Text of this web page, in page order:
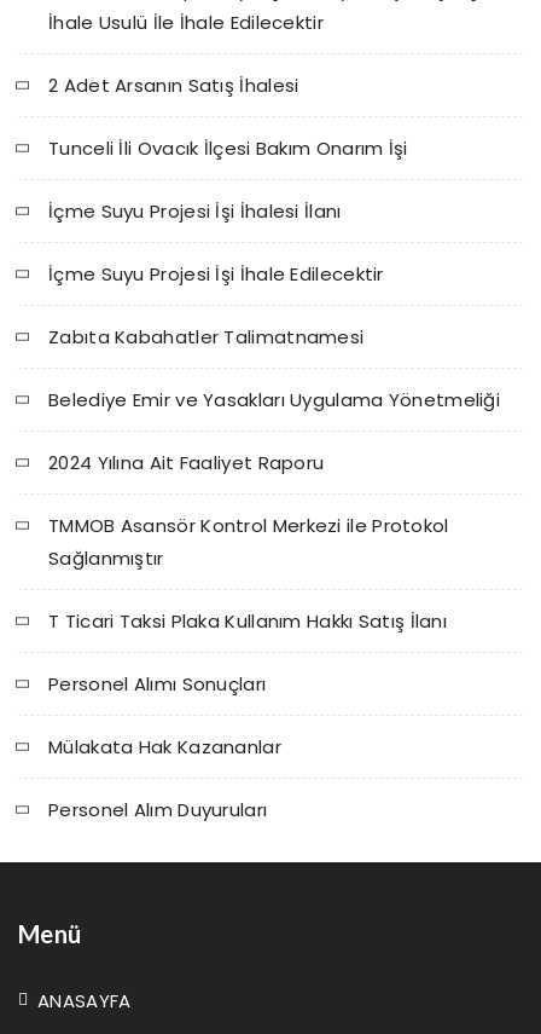
İhale Usulü İle İhale Edilecektir
2 Adet Arsanın Satış İhalesi
Tunceli İli Ovacık İlçesi Bakım Onarım İşi
İçme Suyu Projesi İşi İhalesi İlanı
İçme Suyu Projesi İşi İhale Edilecektir
Zabıta Kabahatler Talimatnamesi
Belediye Emir ve Yasakları Uygulama Yönetmeliği
2024 Yılına Ait Faaliyet Raporu
TMMOB Asansör Kontrol Merkezi ile Protokol
Sağlanmıştır
T Ticari Taksi Plaka Kullanım Hakkı Satış İlanı
Personel Alımı Sonuçları
Mülakata Hak Kazananlar
Personel Alım Duyuruları
Menü
ANASAYFA